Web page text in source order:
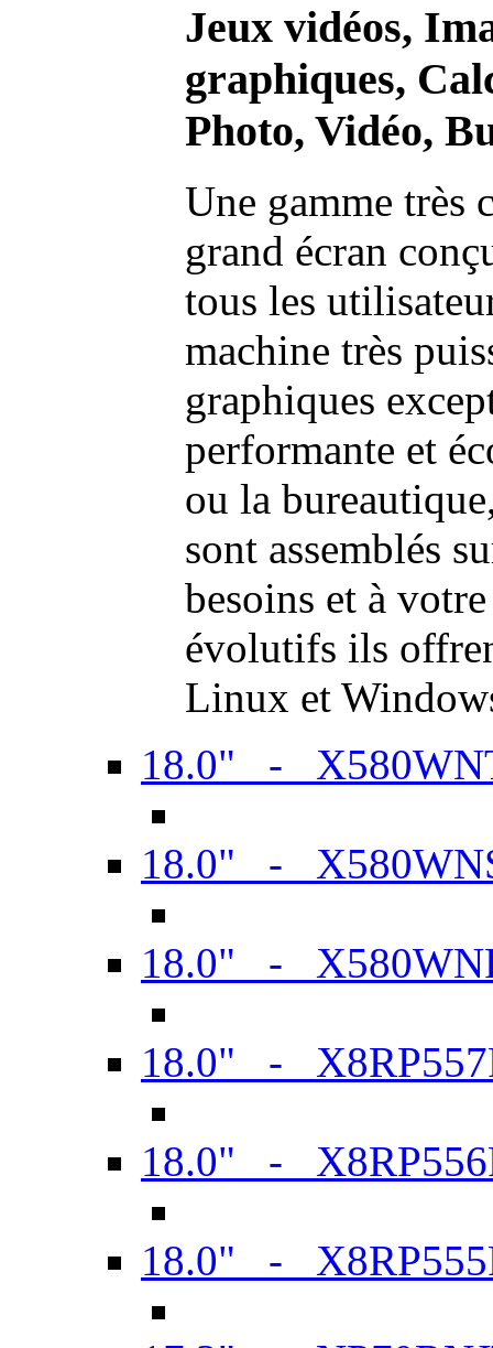
Jeux vidéos,
graphiques,
Photo, Vidéo,
Une gamme très
grand écran
tous les
machine très
graphiques
performante et
ou la
sont assemblés
besoins et à
évolutifs ils
Linux et
18.0" -
18.0" -
18.0" -
18.0" -
18.0" -
18.0" -